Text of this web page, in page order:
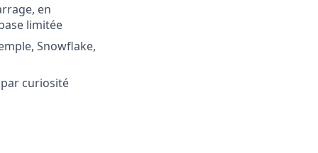
en
limitée
Snowflake,
curiosité